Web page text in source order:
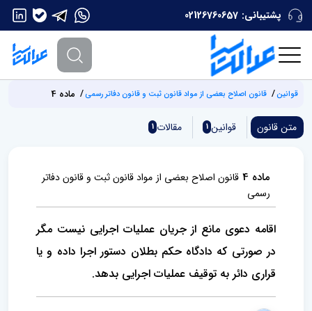
پشتیبانی: 02126760657
قوانین قانون اصلاح بعضی از مواد قانون ثبت و قانون دفاتر رسمی ماده 4
متن قانون قوانین 1 مقالات 1
ماده 4
قانون اصلاح بعضی از مواد قانون ثبت و قانون دفاتر
رسمی
اقامه دعوی مانع از جریان عملیات اجرایی نیست مگر
در صورتی که دادگاه حکم بطلان دستور اجرا داده و یا
قراری دائر به توقیف ‌عملیات اجرایی بدهد.